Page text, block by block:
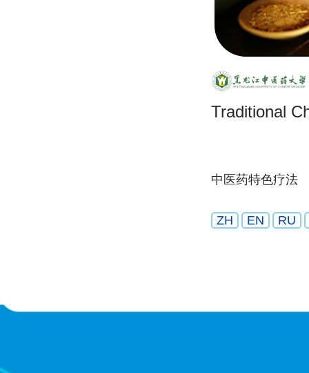
Traditional
中医药特色疗法
ZH EN RU